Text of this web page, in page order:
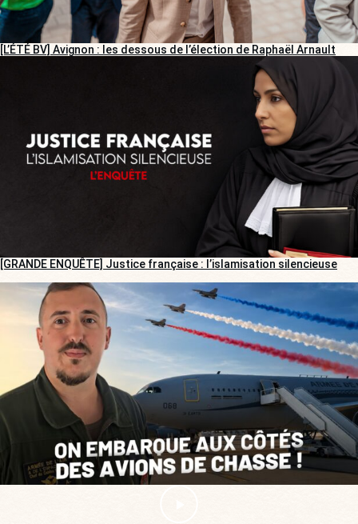
[L’ÉTÉ BV] Avignon : les dessous de l’élection de Raphaël Arnault
[GRANDE ENQUÊTE] Justice française : l’islamisation silencieuse